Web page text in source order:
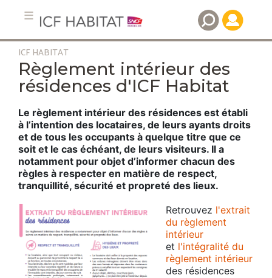
Aller
contenu
ICF HABITAT
Règlement intérieur des
résidences d'ICF Habitat
Le règlement intérieur des résidences est établi
à l’intention des locataires, de leurs ayants droits
et de tous les occupants à quelque titre que ce
soit et le cas échéant, de leurs visiteurs. Il a
notamment pour objet d’informer chacun des
règles à respecter en matière de respect,
tranquillité, sécurité et propreté des lieux.
Retrouvez l'extrait
du règlement
intérieur
et l'intégralité du
règlement intérieur
des résidences